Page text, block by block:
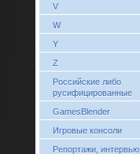
V
W
Y
Z
Российские либо
русифицированные
GamesBlender
Игровые консоли
Репортажи, интервью